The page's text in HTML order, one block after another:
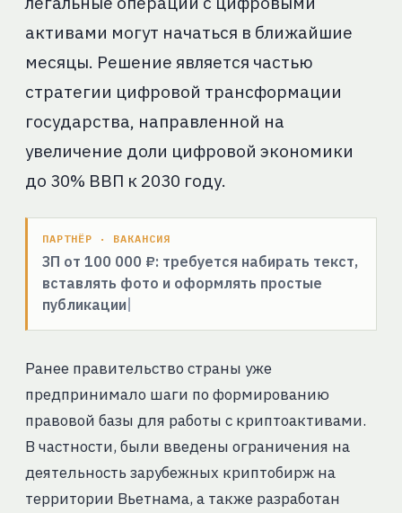
активами могут начаться в ближайшие
месяцы. Решение является частью
стратегии цифровой трансформации
государства, направленной на
увеличение доли цифровой экономики
до 30% ВВП к 2030 году.
ПАРТНЁР · ВАКАНСИЯ
ЗП от 100 000 ₽: требуется набирать текст,
вставлять фото и оформлять простые
публикации
Ранее правительство страны уже
предпринимало шаги по формированию
правовой базы для работы с криптоактивами.
В частности, были введены ограничения на
деятельность зарубежных криптобирж на
территории Вьетнама, а также разработан